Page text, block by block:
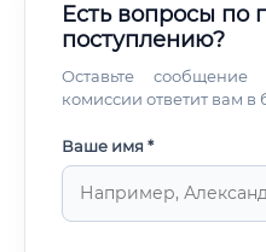
Есть вопросы по
поступлению?
Оставьте
комиссии ответит вам
Ваше имя *